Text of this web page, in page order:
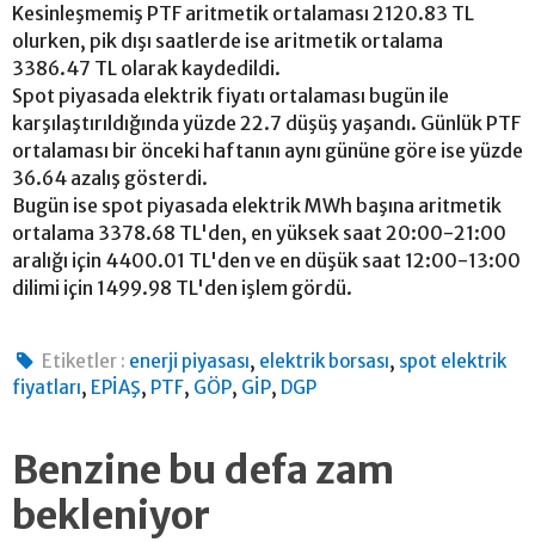
Kesinleşmemiş PTF aritmetik ortalaması 2120.83 TL
olurken, pik dışı saatlerde ise aritmetik ortalama
3386.47 TL olarak kaydedildi.
Spot piyasada elektrik fiyatı ortalaması bugün ile
karşılaştırıldığında yüzde 22.7 düşüş yaşandı. Günlük PTF
ortalaması bir önceki haftanın aynı gününe göre ise yüzde
36.64 azalış gösterdi.
Bugün ise spot piyasada elektrik MWh başına aritmetik
ortalama 3378.68 TL'den, en yüksek saat 20:00-21:00
aralığı için 4400.01 TL'den ve en düşük saat 12:00-13:00
dilimi için 1499.98 TL'den işlem gördü.
Etiketler : enerji piyasası, elektrik borsası, spot elektrik
fiyatları, EPİAŞ, PTF, GÖP, GİP, DGP
Benzine bu defa zam
bekleniyor